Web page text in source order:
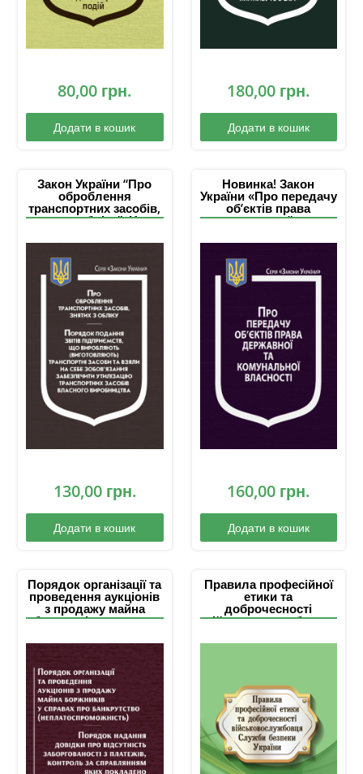
80,00 грн.
Додати в кошик
180,00 грн.
Додати в кошик
Закон України “Про
оброблення
транспортних засобів,
знятих з обліку”, Наказ
промислової політики
України “Про
затвердження форми
та порядку подання
звітів підприємств, що
виробляють
(виготовляють)
транспортні засоби та
взяли на себе
зобов’язання
забезпечити
утилізацію
транспортних засобів
виробництва”
130,00 грн.
Додати в кошик
Новинка! Закон
України «Про передачу
об’єктів права
державної та
власності», Постанова
Кабінету Міністрів
України «Про передачу
об’єктів права
комунальної
власності»
160,00 грн.
Додати в кошик
Порядок організації та
проведення аукціонів
з продажу майна
боржників у справах
(неплатоспроможність
довідки про
відсутність
заборгованості з
платежів, контроль за
справлянням яких
покладено на
контролюючі органи
Правила професійної
етики та
доброчесності
військовослужбовця
України